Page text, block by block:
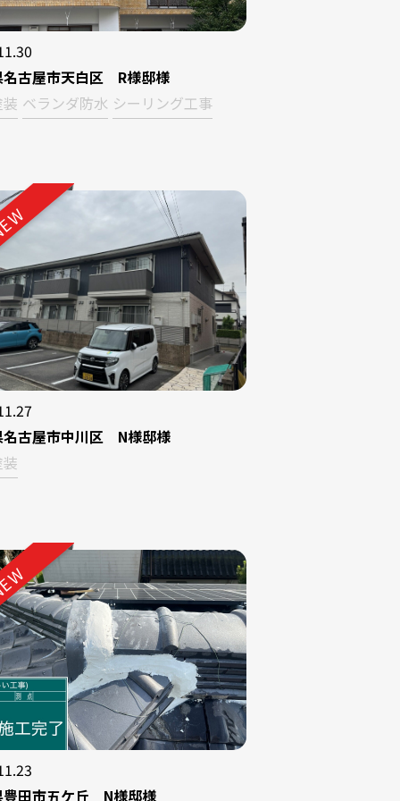
名古屋市天白区 R様邸様
ベランダ防水 シーリング工事
名古屋市中川区 N様邸様
豊田市五ケ丘 N様邸様